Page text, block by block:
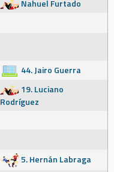
Nahuel Furtado
44. Jairo Guerra
19. Luciano
Rodríguez
5. Hernán Labraga